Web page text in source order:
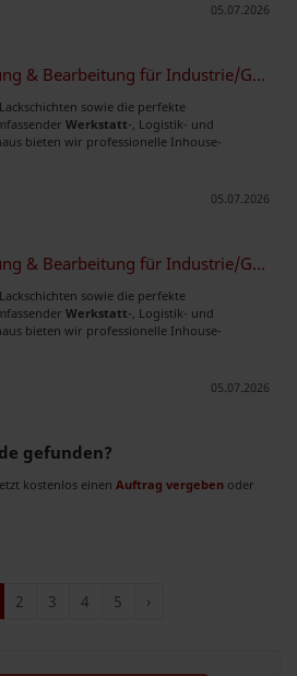
05.07.2026
Professionelle Reinigung & Bearbeitung für Industrie/Gewerbe
sowie die perfekte
Werkstatt-, Logistik- und
bieten wir professionelle Inhouse-
05.07.2026
Professionelle Reinigung & Bearbeitung für Industrie/Gewerbe
sowie die perfekte
Werkstatt-, Logistik- und
bieten wir professionelle Inhouse-
05.07.2026
gefunden?
kostenlos einen Auftrag vergeben oder
2 3 4 5 ›